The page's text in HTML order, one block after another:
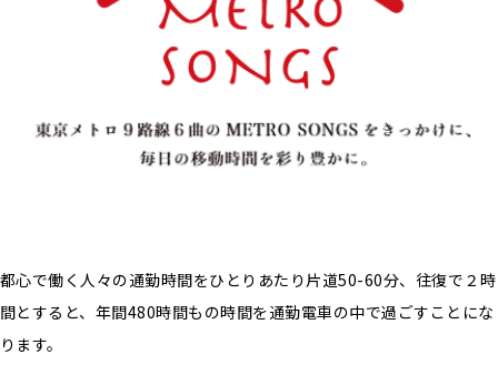
都心で働く人々の通勤時間をひとりあたり片道50-60分、往復で２時
間とすると、年間480時間もの時間を通勤電車の中で過ごすことにな
ります。